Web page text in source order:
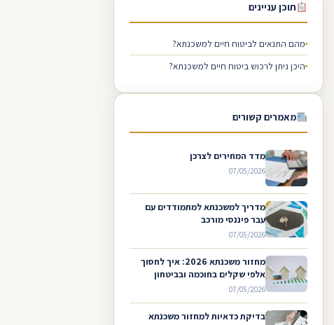
תוכן עניינים
מהם התנאים לביטוח חיים למשכנתא?
היכן ניתן לרכוש ביטוח חיים למשכנתא?
מאמרים קשורים
מדד המחירים לצרכן
07/05/2026
מדריך למשכנתא למתמודדים עם
עבר פיננסי מורכב
07/05/2026
מחזור משכנתא 2026: איך לחסוך
אלפי שקלים בחוכמה ובביטחון
07/05/2026
בדיקת כדאיות למחזור משכנתא